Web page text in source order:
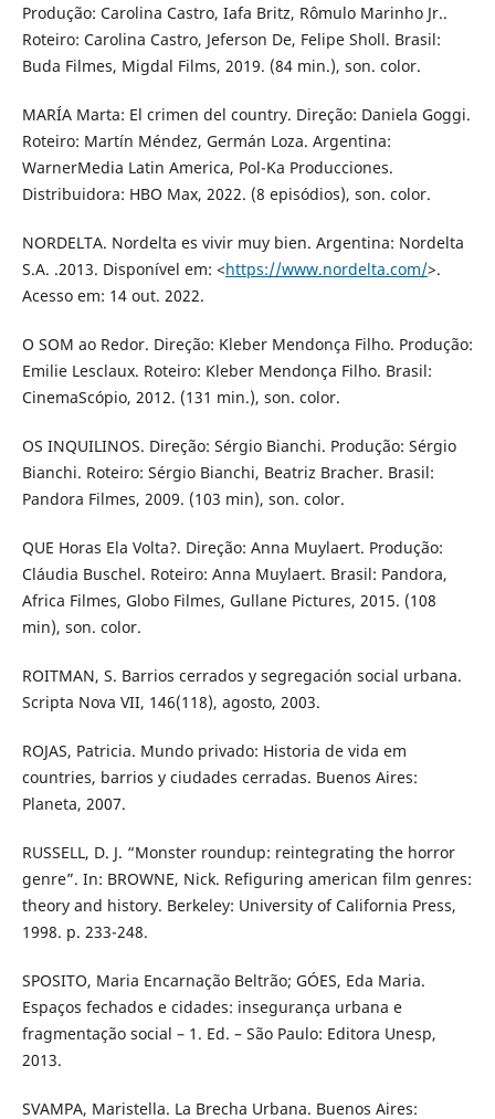
Produção: Carolina Castro, Iafa Britz, Rômulo Marinho Jr..
Roteiro: Carolina Castro, Jeferson De, Felipe Sholl. Brasil:
Buda Filmes, Migdal Films, 2019. (84 min.), son. color.
MARÍA Marta: El crimen del country. Direção: Daniela Goggi.
Roteiro: Martín Méndez, Germán Loza. Argentina:
WarnerMedia Latin America, Pol-Ka Producciones.
Distribuidora: HBO Max, 2022. (8 episódios), son. color.
NORDELTA. Nordelta es vivir muy bien. Argentina: Nordelta
S.A. .2013. Disponível em: <https://www.nordelta.com/>.
Acesso em: 14 out. 2022.
O SOM ao Redor. Direção: Kleber Mendonça Filho. Produção:
Emilie Lesclaux. Roteiro: Kleber Mendonça Filho. Brasil:
CinemaScópio, 2012. (131 min.), son. color.
OS INQUILINOS. Direção: Sérgio Bianchi. Produção: Sérgio
Bianchi. Roteiro: Sérgio Bianchi, Beatriz Bracher. Brasil:
Pandora Filmes, 2009. (103 min), son. color.
QUE Horas Ela Volta?. Direção: Anna Muylaert. Produção:
Cláudia Buschel. Roteiro: Anna Muylaert. Brasil: Pandora,
Africa Filmes, Globo Filmes, Gullane Pictures, 2015. (108
min), son. color.
ROITMAN, S. Barrios cerrados y segregación social urbana.
Scripta Nova VII, 146(118), agosto, 2003.
ROJAS, Patricia. Mundo privado: Historia de vida em
countries, barrios y ciudades cerradas. Buenos Aires:
Planeta, 2007.
RUSSELL, D. J. “Monster roundup: reintegrating the horror
genre”. In: BROWNE, Nick. Refiguring american film genres:
theory and history. Berkeley: University of California Press,
1998. p. 233-248.
SPOSITO, Maria Encarnação Beltrão; GÓES, Eda Maria.
Espaços fechados e cidades: insegurança urbana e
fragmentação social – 1. Ed. – São Paulo: Editora Unesp,
2013.
SVAMPA, Maristella. La Brecha Urbana. Buenos Aires: